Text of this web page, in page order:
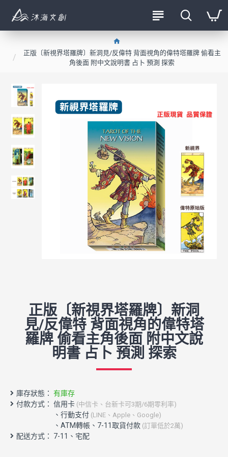
正版〔新視界塔羅牌〕新洞見/反偉特 背面視角的偉特塔羅牌 偷看主
角後面 附中文說明書 占卜 預測 探索
正版〔新視界塔羅牌〕新洞
見/反偉特 背面視角的偉特塔
羅牌 偷看主角後面 附中文說
明書 占卜 預測 探索
庫存狀態： 有庫存
付款方式： 信用卡 (中信卡、台新卡可3期/6期零利率)
配送方式： 7-11、宅配